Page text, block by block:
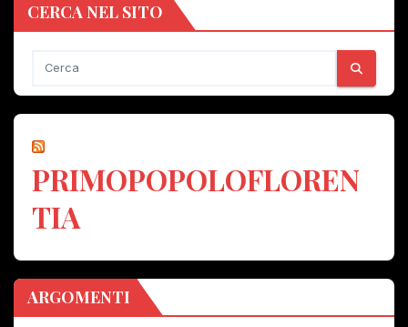
CERCA NEL SITO
PRIMOPOPOLOFLOREN
TIA
ARGOMENTI